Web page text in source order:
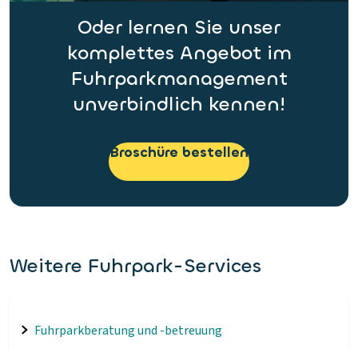
Oder lernen Sie unser
komplettes Angebot im
Fuhrparkmanagement
unverbindlich kennen!
Broschüre bestellen
Weitere Fuhrpark-Services
Fuhrparkberatung und -betreuung